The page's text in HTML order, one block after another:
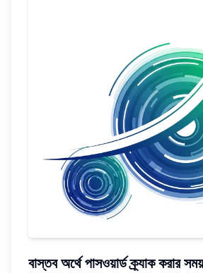
বাস্তব অর্থে পাসওয়ার্ড ক্র্যাক করার